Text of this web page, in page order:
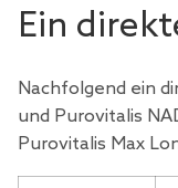
Ein
Nachfolgend ein
und Purovitalis
Purovitalis Max